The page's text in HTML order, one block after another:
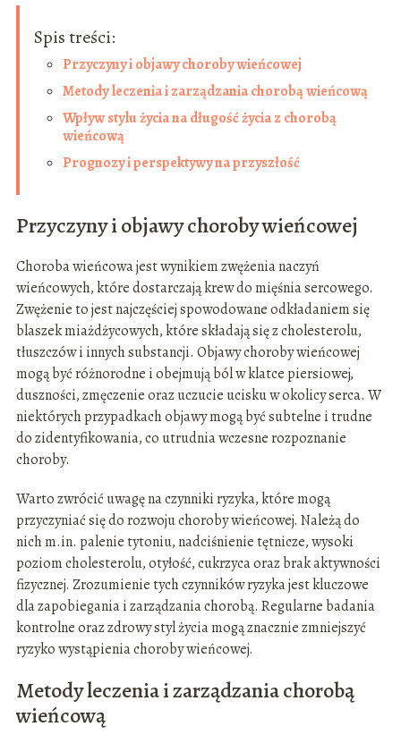
Spis treści:
Przyczyny i objawy choroby wieńcowej
Metody leczenia i zarządzania chorobą wieńcową
Wpływ stylu życia na długość życia z chorobą
wieńcową
Prognozy i perspektywy na przyszłość
Przyczyny i objawy choroby wieńcowej
Choroba wieńcowa jest wynikiem zwężenia naczyń
wieńcowych, które dostarczają krew do mięśnia sercowego.
Zwężenie to jest najczęściej spowodowane odkładaniem się
blaszek miażdżycowych, które składają się z cholesterolu,
tłuszczów i innych substancji. Objawy choroby wieńcowej
mogą być różnorodne i obejmują ból w klatce piersiowej,
duszności, zmęczenie oraz uczucie ucisku w okolicy serca. W
niektórych przypadkach objawy mogą być subtelne i trudne
do zidentyfikowania, co utrudnia wczesne rozpoznanie
choroby.
Warto zwrócić uwagę na czynniki ryzyka, które mogą
przyczyniać się do rozwoju choroby wieńcowej. Należą do
nich m.in. palenie tytoniu, nadciśnienie tętnicze, wysoki
poziom cholesterolu, otyłość, cukrzyca oraz brak aktywności
fizycznej. Zrozumienie tych czynników ryzyka jest kluczowe
dla zapobiegania i zarządzania chorobą. Regularne badania
kontrolne oraz zdrowy styl życia mogą znacznie zmniejszyć
ryzyko wystąpienia choroby wieńcowej.
Metody leczenia i zarządzania chorobą
wieńcową